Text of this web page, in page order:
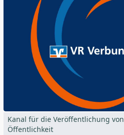
Kanal für die Veröffentlichung
Öffentlichkeit